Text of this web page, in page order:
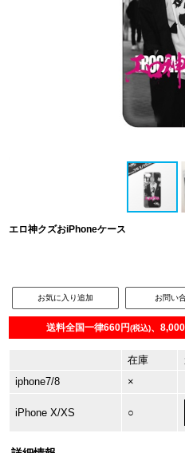
エロ神クズおiPhoneケース
お気に入り追加 お問い
送料全国一律660円(税込)、
在庫
iphone7/8
×
iPhone X/XS ○